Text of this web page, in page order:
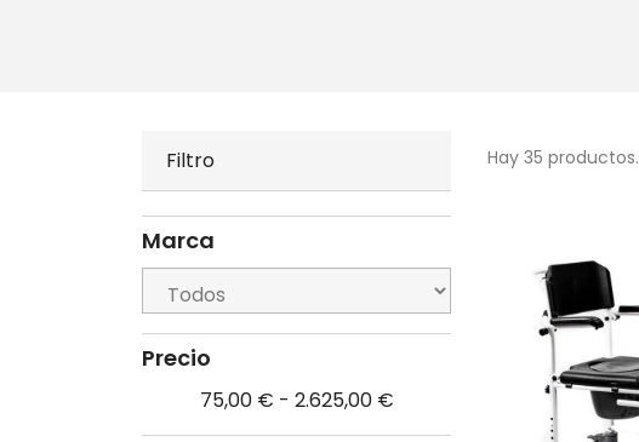
Filtro
Marca
Precio
75,00 € - 2.625,00 €
Hay 35 productos.